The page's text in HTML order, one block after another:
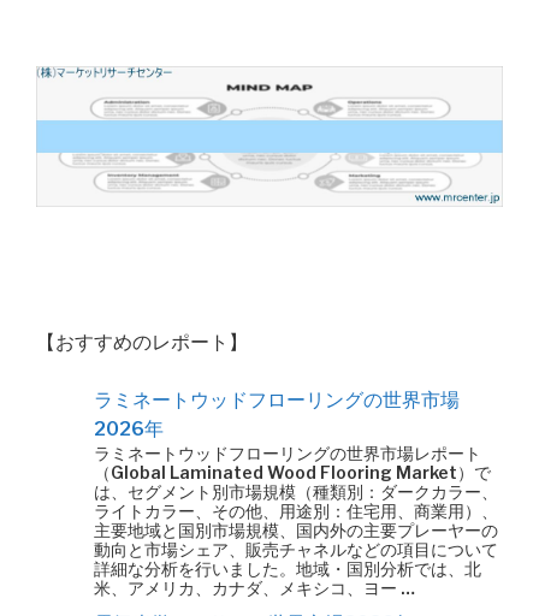
【おすすめのレポート】
ラミネートウッドフローリングの世界市場
2026年
ラミネートウッドフローリングの世界市場レポート
（Global Laminated Wood Flooring Market）で
は、セグメント別市場規模（種類別：ダークカラー、
ライトカラー、その他、用途別：住宅用、商業用）、
主要地域と国別市場規模、国内外の主要プレーヤーの
動向と市場シェア、販売チャネルなどの項目について
詳細な分析を行いました。地域・国別分析では、北
米、アメリカ、カナダ、メキシコ、ヨー …